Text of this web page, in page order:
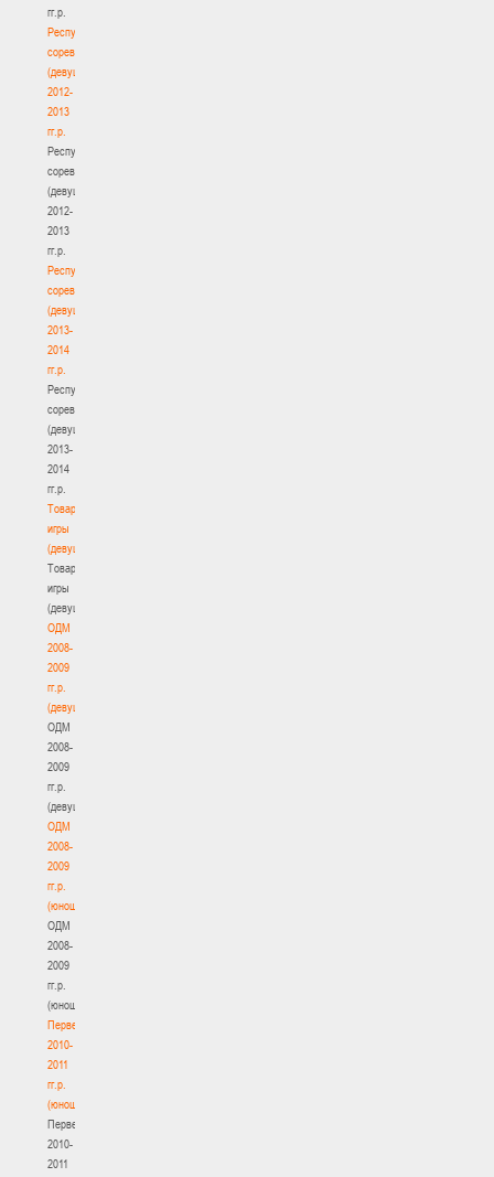
гг.р.
Республиканские
соревнования
(девушки)
2012-
2013
гг.р.
Республиканские
соревнования
(девушки)
2012-
2013
гг.р.
Республиканские
соревнования
(девушки)
2013-
2014
гг.р.
Республиканские
соревнования
(девушки)
2013-
2014
гг.р.
Товарищеские
игры
(девушки)
Товарищеские
игры
(девушки)
ОДМ
2008-
2009
гг.р.
(девушки)
ОДМ
2008-
2009
гг.р.
(девушки)
ОДМ
2008-
2009
гг.р.
(юноши)
ОДМ
2008-
2009
гг.р.
(юноши)
Первенство
2010-
2011
гг.р.
(юноши)
Первенство
2010-
2011